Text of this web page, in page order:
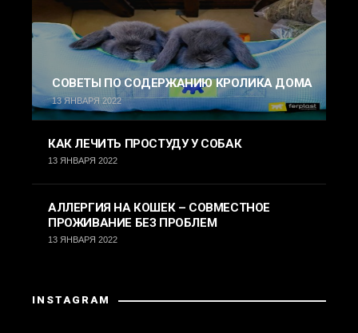
СОВЕТЫ ПО СОДЕРЖАНИЮ КРОЛИКА ДОМА
13 ЯНВАРЯ 2022
КАК ЛЕЧИТЬ ПРОСТУДУ У СОБАК
13 ЯНВАРЯ 2022
АЛЛЕРГИЯ НА КОШЕК – СОВМЕСТНОЕ
ПРОЖИВАНИЕ БЕЗ ПРОБЛЕМ
13 ЯНВАРЯ 2022
INSTAGRAM